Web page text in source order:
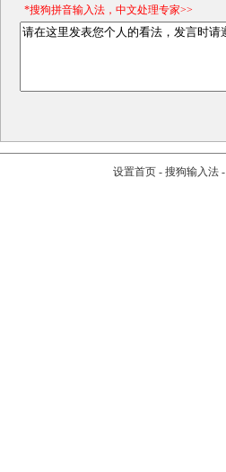
*搜狗拼音输入法，中文处理专家>>
设置首页- 搜狗输入法-